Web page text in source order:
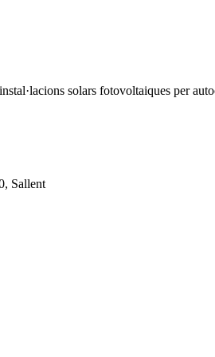
solars fotovoltaiques per
Sallent